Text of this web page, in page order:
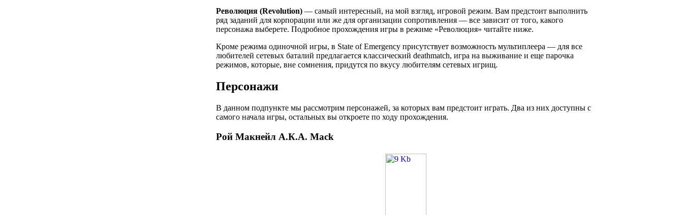
Революция (Revolution) — самый интересный, на мой взгляд, игровой режим. Вам предстоит выполнить
ряд заданий для корпорации или же для организации сопротивления — все зависит от того, какого
персонажа выберете. Подробное прохождения игры в режиме «Революция» читайте ниже.
Кроме режима одиночной игры, в State of Emergency присутствует возможность мультиплеера — для все
любителей сетевых баталий предлагается классический deathmatch, игра на выживание и еще парочка
режимов, которые, вне сомнения, придутся по вкусу любителям сетевых игрищ.
Персонажи
В данном подпункте мы рассмотрим персонажей, за которых вам предстоит играть. Два из них доступны с
самого начала игры, остальных вы откроете по ходу прохождения.
Рой Макнейл А.К.А. Mack